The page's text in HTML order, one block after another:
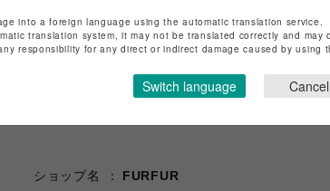
ショップ名
FURFUR
into a foreign language using the automatic translation service.
translation system, it may not be translated correctly and
responsibility for any direct or indirect damage caused by using
Switch language Cancel